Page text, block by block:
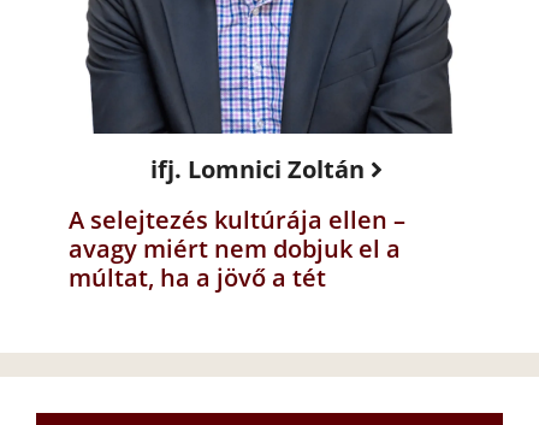
ifj. Lomnici Zoltán
A selejtezés kultúrája ellen –
avagy miért nem dobjuk el a
múltat, ha a jövő a tét